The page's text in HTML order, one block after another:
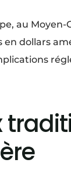
au
dollars